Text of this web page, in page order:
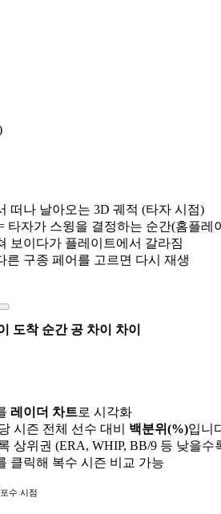
떠나 날아오는 3D 궤적 (타자 시점)
타자가 스윙을 결정하는 순간(홈플레
보이다가 플레이트에서 갈라짐
른 구종 페어를 고르면 다시 재생
도착 순간 공 차이
차이
레이더 차트로 시각화
시즌 전체 선수 대비 백분위(%)입니
상위권 (ERA, WHIP, BB/9 등 낮을
클릭해 복수 시즌 비교 가능
포수 시점